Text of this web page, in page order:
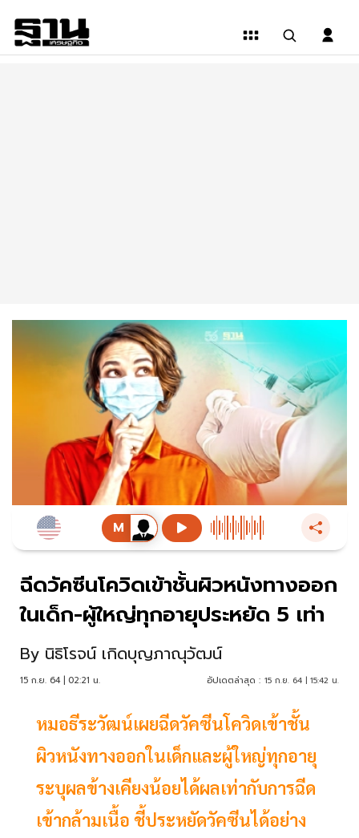
ฉีดวัคซีนโควิดเข้าชั้นผิวหนังทางออก
ในเด็ก-ผู้ใหญ่ทุกอายุประหยัด 5 เท่า
By นิธิโรจน์ เกิดบุญภาณุวัฒน์
15 ก.ย. 64 | 02:21 น. อัปเดตล่าสุด : 15 ก.ย. 64 | 15:42 น.
หมอธีระวัฒน์เผยฉีดวัคซีนโควิดเข้าชั้น
ผิวหนังทางออกในเด็กและผู้ใหญ่ทุกอายุ
ระบุผลข้างเคียงน้อยได้ผลเท่ากับการฉีด
เข้ากล้ามเนื้อ ชี้ประหยัดวัคซีนได้อย่าง